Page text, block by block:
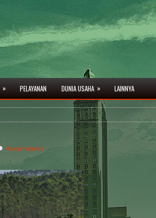
» PELAYANAN DUNIA USAHA » LAINNYA
No comments